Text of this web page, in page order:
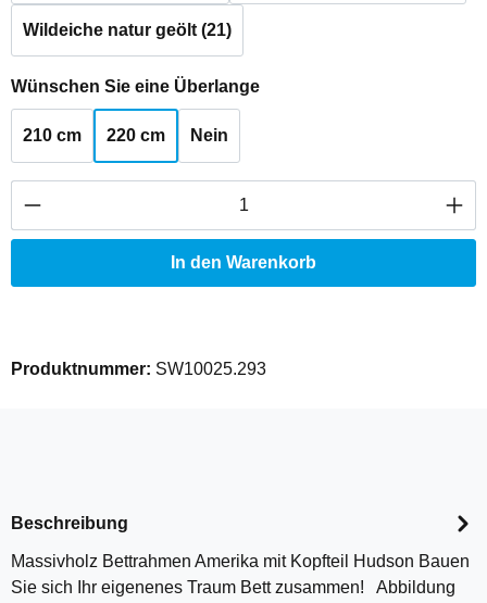
Wildeiche natur geölt (21)
Wünschen Sie eine Überlangeauswählen
210 cm 220 cm Nein
Produkt Anzahl: Gib den gewünschten
In den Warenkorb
Produktnummer: SW10025.293
Beschreibung
Massivholz Bettrahmen Amerika mit Kopfteil Hudson Bauen
Sie sich Ihr eigenenes Traum Bett zusammen! Abbildung